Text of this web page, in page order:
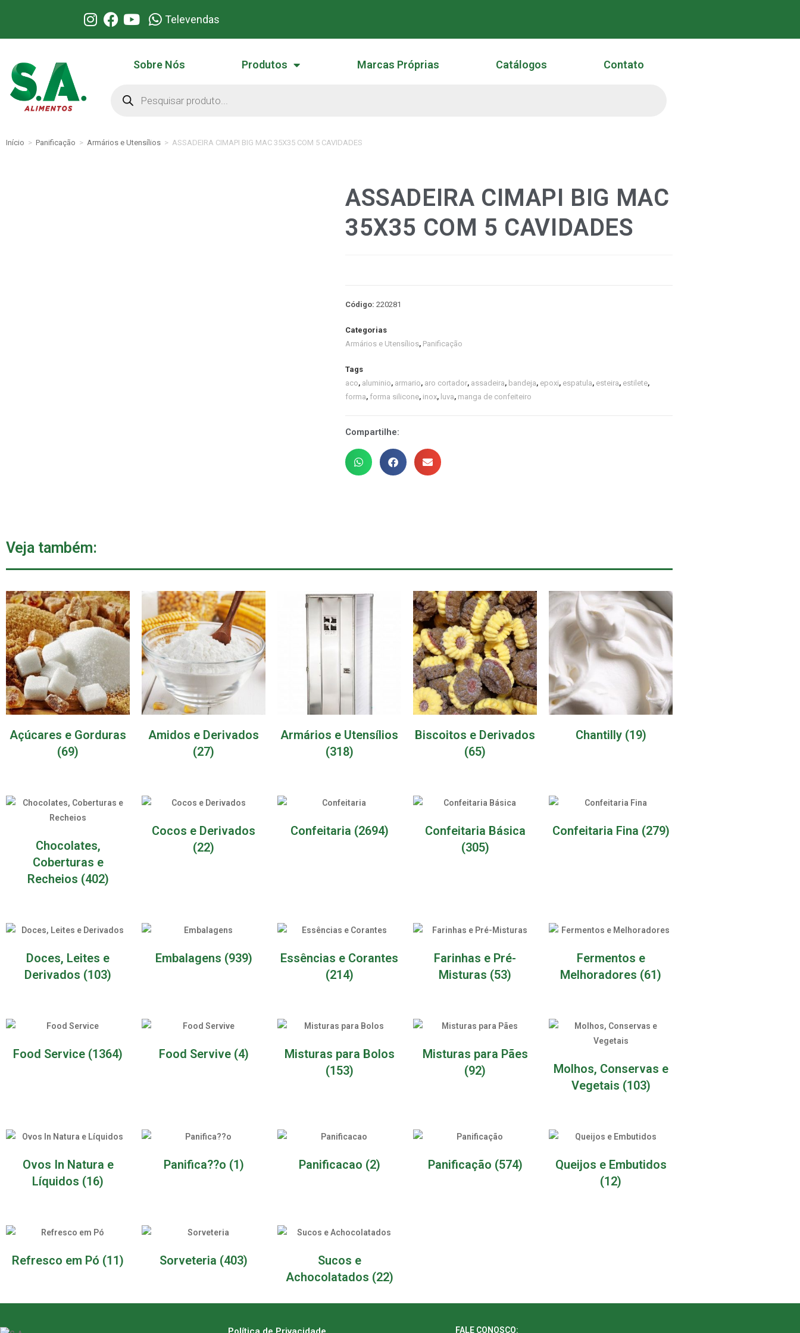
Televendas
Sobre Nós Produtos Marcas Próprias Catálogos Contato
Início > Panificação > Armários e Utensílios > ASSADEIRA CIMAPI BIG MAC 35X35 COM 5 CAVIDADES
ASSADEIRA CIMAPI BIG MAC
35X35 COM 5 CAVIDADES
Código: 220281
Categorias
Armários e Utensílios, Panificação
Tags
aco, aluminio, armario, aro cortador, assadeira, bandeja, epoxi, espatula, esteira, estilete,
forma, forma silicone, inox, luva, manga de confeiteiro
Compartilhe:
Veja também:
Açúcares e Gorduras
(69)
Amidos e Derivados
(27)
Armários e Utensílios
(318)
Biscoitos e Derivados
(65)
Chantilly (19)
Chocolates,
Coberturas e
Recheios (402)
Cocos e Derivados
(22)
Confeitaria (2694)
Confeitaria Básica
(305)
Confeitaria Fina (279)
Doces, Leites e
Derivados (103)
Embalagens (939)
Essências e Corantes
(214)
Farinhas e Pré-
Misturas (53)
Fermentos e
Melhoradores (61)
Food Service (1364) Food Servive (4)
Misturas para Bolos
(153)
Misturas para Pães
(92)
Molhos, Conservas e
Vegetais (103)
Ovos In Natura e
Líquidos (16)
Panifica??o (1) Panificacao (2) Panificação (574)
Queijos e Embutidos
(12)
Refresco em Pó (11) Sorveteria (403)
Sucos e
Achocolatados (22)
FALE CONOSCO: